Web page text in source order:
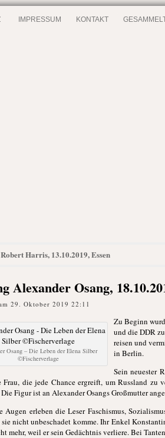
IMPRESSUM KONTAKT
Harris, 13.10.2019, Essen
Alexander Osang,
29. Oktober 2019 22:11
Osang – Die Leben der Elena Silber
©Fischerverlage
Zu Beginn
und die DDR
reisen und
in Berlin.
Sein neuester
Frau, die jede Chance ergreift, um Russland zu
Figur ist an Alexander Osangs Großmutter
Augen erleben die Leser Faschismus,
nicht unbeschadet komme. Ihr Enkel
mehr, weil er sein Gedächtnis verliere. Bei